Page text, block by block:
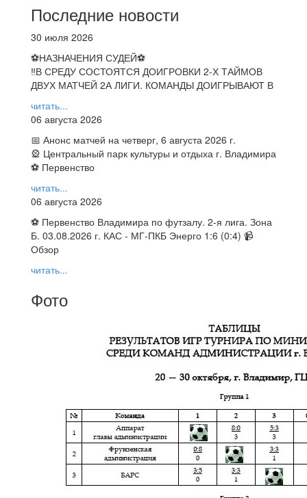
Последние новости
30 июля 2026
⚽НАЗНАЧЕНИЯ СУДЕЙ⚽
‼В СРЕДУ СОСТОЯТСЯ ДОИГРОВКИ 2-Х ТАЙМОВ
ДВУХ МАТЧЕЙ 2А ЛИГИ. КОМАНДЫ ДОИГРЫВАЮТ В
читать...
06 августа 2026
📅 Анонс матчей на четверг, 6 августа 2026 г.
🎡 Центральный парк культуры и отдыха г. Владимира
⚽ Первенство
читать...
06 августа 2026
⚽ Первенство Владимира по футзалу. 2-я лига. Зона
Б. 03.08.2026 г. КАС - МГ-ПКБ Энерго 1:6 (0:4) 📹
Обзор
читать...
Фото